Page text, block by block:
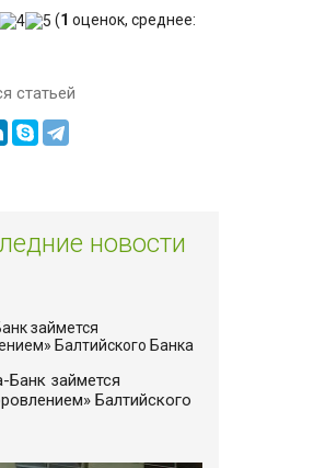
(1 оценок, среднее:
статьей
новости
Банк займется
Балтийского